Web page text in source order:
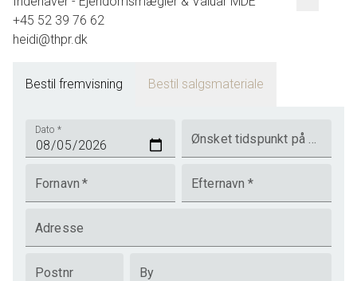
+45 52 39 76 62
heidi@thpr.dk
Bestil fremvisning Bestil salgsmateriale
Dato *
Ønsket tidspunkt på dagen
Fornavn * Efternavn *
Adresse
Postnr By